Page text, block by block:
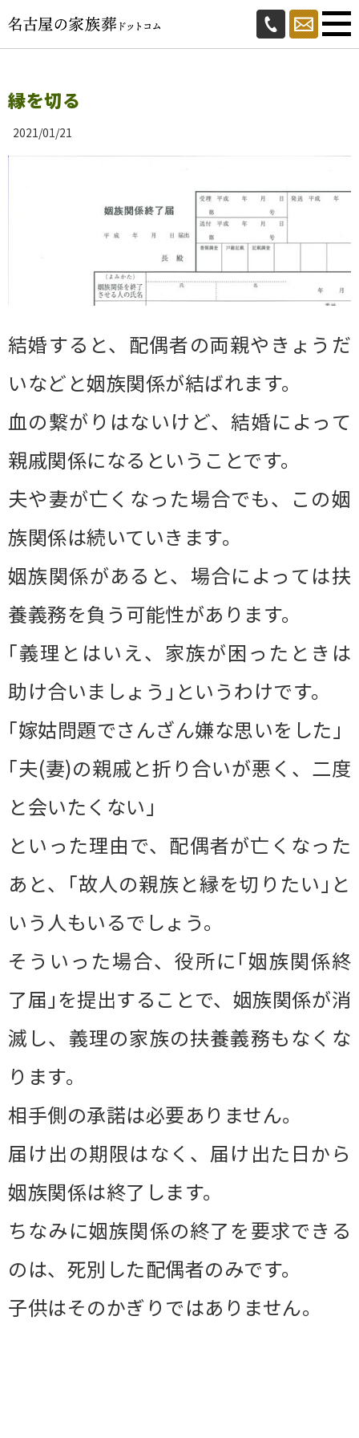
縁を切る
2021/01/21
結婚すると、配偶者の両親やきょうだ
いなどと姻族関係が結ばれます。
血の繋がりはないけど、結婚によって
親戚関係になるということです。
夫や妻が亡くなった場合でも、この姻
族関係は続いていきます。
姻族関係があると、場合によっては扶
養義務を負う可能性があります。
｢義理とはいえ、家族が困ったときは
助け合いましょう｣というわけです。
｢嫁姑問題でさんざん嫌な思いをした｣
｢夫(妻)の親戚と折り合いが悪く、二度
と会いたくない｣
といった理由で、配偶者が亡くなった
あと、｢故人の親族と縁を切りたい｣と
いう人もいるでしょう。
そういった場合、役所に｢姻族関係終
了届｣を提出することで、姻族関係が消
滅し、義理の家族の扶養義務もなくな
ります。
相手側の承諾は必要ありません。
届け出の期限はなく、届け出た日から
姻族関係は終了します。
ちなみに姻族関係の終了を要求できる
のは、死別した配偶者のみです。
子供はそのかぎりではありません。